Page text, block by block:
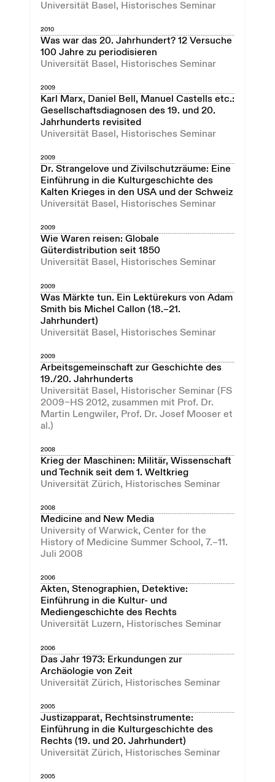
Universität Basel, Historisches Seminar
2010
Was war das 20. Jahrhundert? 12 Versuche
100 Jahre zu periodisieren
Universität Basel, Historisches Seminar
2009
Karl Marx, Daniel Bell, Manuel Castells etc.:
Gesellschaftsdiagnosen des 19. und 20.
Jahrhunderts revisited
Universität Basel, Historisches Seminar
2009
Dr. Strangelove und Zivilschutzräume: Eine
Einführung in die Kulturgeschichte des
Kalten Krieges in den USA und der Schweiz
Universität Basel, Historisches Seminar
2009
Wie Waren reisen: Globale
Güterdistribution seit 1850
Universität Basel, Historisches Seminar
2009
Was Märkte tun. Ein Lektürekurs von Adam
Smith bis Michel Callon (18.–21.
Jahrhundert)
Universität Basel, Historisches Seminar
2009
Arbeitsgemeinschaft zur Geschichte des
19./20. Jahrhunderts
Universität Basel, Historischer Seminar (FS
2009–HS 2012, zusammen mit Prof. Dr.
Martin Lengwiler, Prof. Dr. Josef Mooser et
al.)
2008
Krieg der Maschinen: Militär, Wissenschaft
und Technik seit dem 1. Weltkrieg
Universität Zürich, Historisches Seminar
2008
Medicine and New Media
University of Warwick, Center for the
History of Medicine Summer School, 7.–11.
Juli 2008
2006
Akten, Stenographien, Detektive:
Einführung in die Kultur- und
Mediengeschichte des Rechts
Universität Luzern, Historisches Seminar
2006
Das Jahr 1973: Erkundungen zur
Archäologie von Zeit
Universität Zürich, Historisches Seminar
2005
Justizapparat, Rechtsinstrumente:
Einführung in die Kulturgeschichte des
Rechts (19. und 20. Jahrhundert)
Universität Zürich, Historisches Seminar
2005